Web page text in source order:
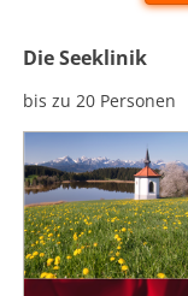
Die Seeklinik
bis zu 20 Personen